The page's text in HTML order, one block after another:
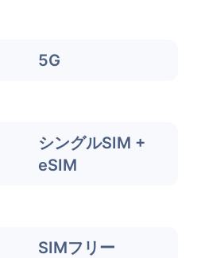
5G
シングルSIM +
eSIM
SIMフリー